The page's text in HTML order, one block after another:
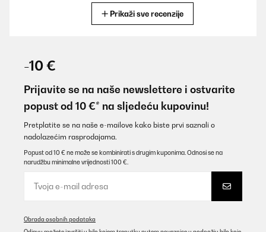
Utilisateur d'Amazon
POTVRĐENI PREGLED
Es ist eine super Maschine, leise und sehr sparsam. Hat
verschiedene Programme für den Verschmutzungsgrad und ist
Amazon-Benutzer
Prikaži sve recenzije
-10 €
Prijavite se na naše newslettere i ostvarite
popust od 10 €* na sljedeću kupovinu!
Pretplatite se na naše e-mailove kako biste prvi saznali o
nadolazećim rasprodajama.
Popust od 10 € ne može se kombinirati s drugim kuponima. Odnosi se na
narudžbu minimalne vrijednosti 100 €.
Obrada osobnih podataka